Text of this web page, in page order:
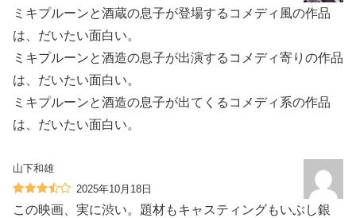
ミキプルーンと酒蔵の息子が登場するコメディ風の作品
は、だいたい面白い。
ミキプルーンと酒造の息子が出演するコメディ寄りの作品
は、だいたい面白い。
ミキプルーンと酒造の息子が出てくるコメディ系の作品
は、だいたい面白い。
山下和雄
2025年10月18日
この映画、実に渋い。題材もキャスティングもいぶし銀